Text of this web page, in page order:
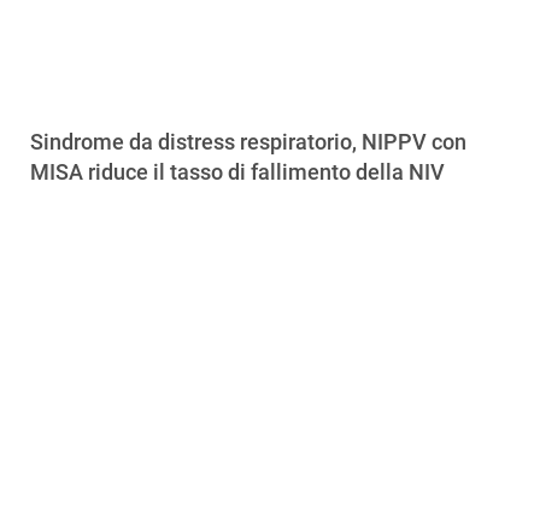
Sindrome da distress respiratorio, NIPPV con
MISA riduce il tasso di fallimento della NIV